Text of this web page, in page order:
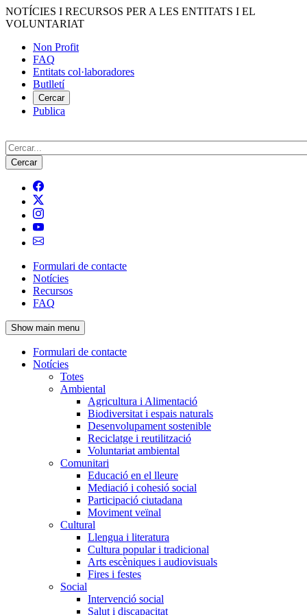
Vés
al
NOTÍCIES I RECURSOS PER A LES ENTITATS I EL
VOLUNTARIAT
Menú
del
compte
d'usuari
Non Profit
FAQ
Entitats col·laboradores
Butlletí
Cercar
Publica
Cerca
Navegació
principal
de
l'encapçalament
Formulari de contacte
Notícies
Recursos
FAQ
Show main menu
Navegació
principal
Formulari de contacte
Notícies
Totes
Ambiental
Agricultura i Alimentació
Biodiversitat i espais naturals
Desenvolupament sostenible
Reciclatge i reutilització
Voluntariat ambiental
Comunitari
Educació en el lleure
Mediació i cohesió social
Participació ciutadana
Moviment veïnal
Cultural
Llengua i literatura
Cultura popular i tradicional
Arts escèniques i audiovisuals
Fires i festes
Social
Intervenció social
Salut i discapacitat